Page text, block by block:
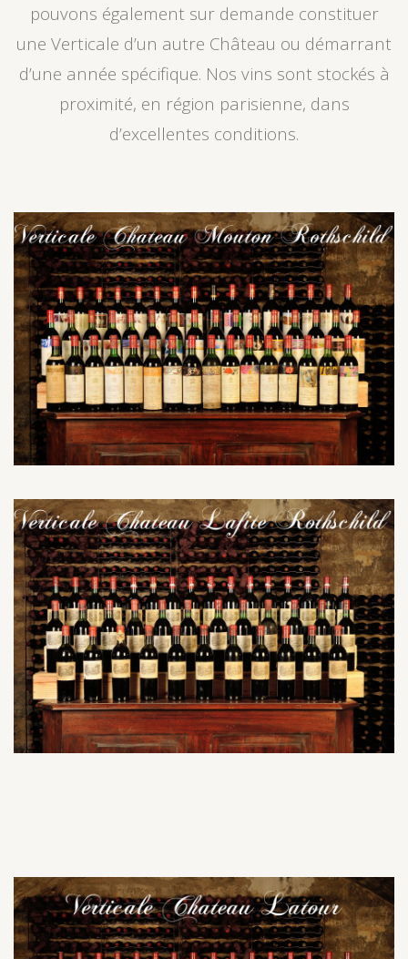
pouvons également sur demande constituer
une Verticale d’un autre Château ou démarrant
d’une année spécifique. Nos vins sont stockés à
proximité, en région parisienne, dans
d’excellentes conditions.